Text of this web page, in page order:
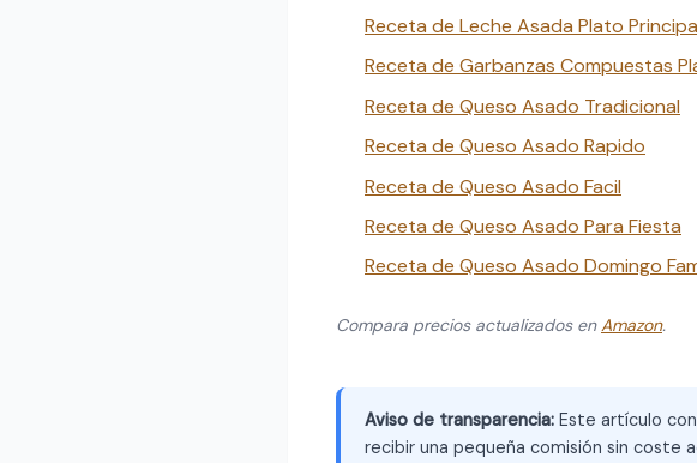
Receta de Leche Asada Plato
Receta de Garbanzas Compuestas
Receta de Queso Asado Tradicional
Receta de Queso Asado Rapido
Receta de Queso Asado Facil
Receta de Queso Asado Para Fiesta
Receta de Queso Asado Domingo
Compara precios actualizados enAmazon.
Aviso de transparencia: Este artículo
recibir una pequeña comisión sin coste